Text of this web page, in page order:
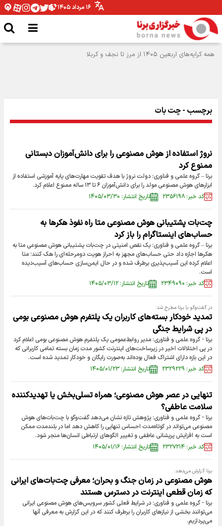
۱۶ مرداد ۱۴۰۵
برچسب - چت بات
نروژ استفاده از هوش مصنوعی را برای دانش‌آموزان دبستانی
ممنوع کرد
برنا – گروه علمی و فناوری: دولت نروژ با هدف تقویت مهارت‌های پایه آموزشی استفاده از
ابزار‌های هوش مصنوعی مولد را برای دانش‌آموزان ۶ تا ۱۳ ساله ممنوع اعلام کرد.
کد خبر: ۲۳۵۶۱۹۸
تاریخ انتشار: ۱۴۰۵/۰۳/۳۰
چت‌بات پشتیبانی هوش مصنوعی متا راه نفوذ هکر‌ها به
حساب‌های اینستاگرام را باز کرد
برنا – گروه علمی و فناوری: یک نقص امنیتی در چت‌بات پشتیبانی هوش مصنوعی متا به
هکر‌ها اجازه داد حتی حساب‌های مجهز به احراز هویت دومرحله‌ای را هک کنند؛ متا
اعلام کرده این آسیب‌پذیری برطرف شده و در حال ایمن‌سازی حساب‌های آسیب‌دیده
است.
کد خبر: ۲۳۴۹۰۹۰
تاریخ انتشار: ۱۴۰۵/۰۳/۱۲
در گفت‌و‌گو با برنا مطرح شد:
تمدید خودکار بسته‌های کاربران یک پلتفرم هوش مصنوعی بومی
در پی شرایط جنگی
برنا - گروه علمی و فناوری: مدیر روابط‌عمومی یک پلتفرم هوش مصنوعی بومی اعلام کرد
در پی اختلالات اخیر در زیرساخت‌های اینترنت کشور مدت زمان بسته تمامی کاربرانی که
در این بازه دارای اشتراک فعال بوده‌اند به‌صورت رایگان و خودکار تمدید شده است.
کد خبر: ۲۳۲۹۲۲۹
تاریخ انتشار: ۱۴۰۵/۰۱/۲۳
تنهایی در عصر هوش مصنوعی؛ همراه تسلی‌بخش یا تهدیدکننده
سلامت عاطفی؟
برنا - گروه علمی و فناوری: پژوهش تازه نشان می‌دهد گفت‌و‌گو با چت‌بات‌های هوش
مصنوعی می‌تواند در کوتاه‌مدت احساس تنهایی را کاهش دهد اما در بلندمدت ممکن
است به افزایش پریشانی عاطفی و تغییر الگو‌های ارتباطی انسان‌ها منجر شود.
کد خبر: ۲۳۲۷۲۱۴
تاریخ انتشار: ۱۴۰۵/۰۱/۱۶
برنا گزارش می‌دهد:
هوش مصنوعی در زمان جنگ و بحران؛ معرفی چت‌بات‌های ایرانی
که زمان قطعی اینترنت در دسترس هستند
برنا - گروه علمی و فناوری: در شرایط فعلی کشور سرویس‌های هوش مصنوعی ایرانی
می‌توانند بخشی از نیاز‌های کاربران را برطرف کنند که در این گزارش به معرفی آنها
می‌پردازیم.